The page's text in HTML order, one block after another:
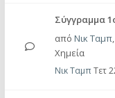
Σύγγραμμα
από Νικ Ταμπ,
Χημεία
Νικ ΤαμπΤετ